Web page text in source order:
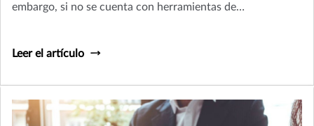
embargo, si no se cuenta con herramientas de
Leer el artículo